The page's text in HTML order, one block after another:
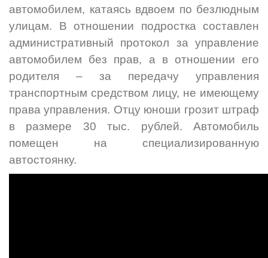
автомобилем, катаясь вдвоем по безлюдным
улицам. В отношении подростка составлен
административный протокол за управление
автомобилем без прав, а в отношении его
родителя – за передачу управления
транспортным средством лицу, не имеющему
права управления. Отцу юноши грозит штраф
в размере 30 тыс. рублей. Автомобиль
помещен на специализированную
автостоянку.